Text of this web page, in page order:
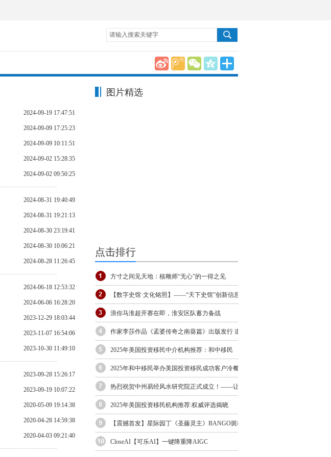
请输入搜索关键字
2024-09-19 17:47:51
2024-09-09 17:25:23
2024-09-09 10:11:51
2024-09-02 15:28:35
2024-09-02 09:50:25
2024-08-31 19:40:49
2024-08-31 19:21:13
2024-08-30 23:19:41
2024-08-30 10:06:21
2024-08-28 11:26:45
2024-06-18 12:53:32
2024-06-06 16:28:20
2023-12-29 18:03:44
2023-11-07 16:54:06
2023-10-30 11:49:10
2023-09-28 15:26:17
2023-09-19 10:07:22
2020-05-09 19:14:38
2020-04-28 14:59:38
2020-04-03 09:21:40
图片精选
点击排行
方寸之间见天地：核雕师“无心”的一得之见
【数字史馆·文化铭照】——“天下史馆”创新信息
浪你马淮超开赛在即，淮安区队蓄力备战
作家李莎作品《孟婆传奇之南葵篇》出版发行 道学
2025年美国投资移民中介机构推荐：和中移民
2025年和中移民举办美国投资移民成功客户冷餐会
热烈祝贺中州易经风水研究院正式成立！——让传
统
2025年美国投资移民机构推荐:权威评选揭晓
【震撼首发】星际园丁《圣藤灵主》BANGO斑格
动感3
CloseAI【可乐AI】一键降重降AIGC